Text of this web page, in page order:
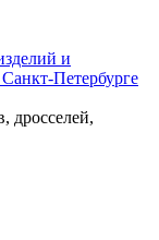
дросселей,